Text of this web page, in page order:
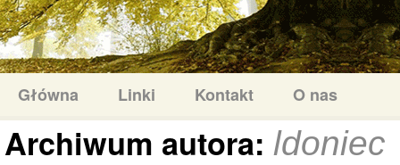
Główna Linki Kontakt O nas
Archiwum autora: ldoniec